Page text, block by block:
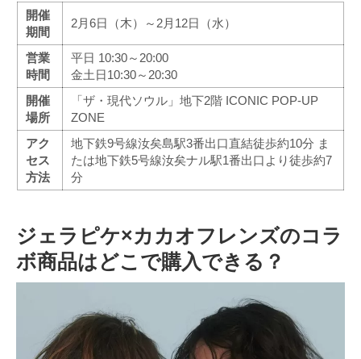
開催
期間
2月6日（木）～2月12日（水）
営業
時間
平日 10:30～20:00
金土日10:30～20:30
開催
場所
「ザ・現代ソウル」地下2階 ICONIC POP-UP
ZONE
アク
セス
方法
地下鉄9号線汝矣島駅3番出口直結徒歩約10分 ま
たは地下鉄5号線汝矣ナル駅1番出口より徒歩約7
分
ジェラピケ×カカオフレンズのコラ
ボ商品はどこで購入できる？